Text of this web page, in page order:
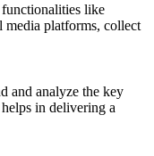
like
media platforms, collect
and analyze the key
in delivering a